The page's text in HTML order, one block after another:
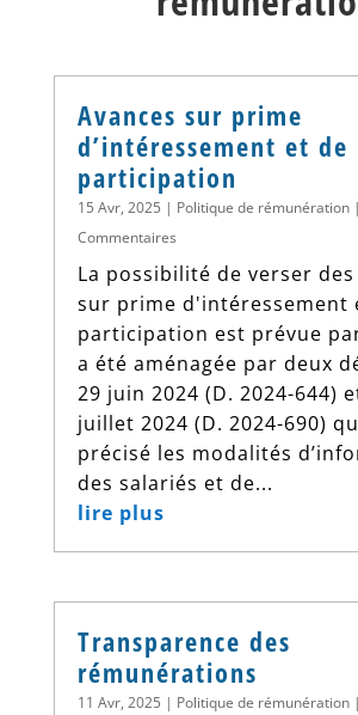
Avances sur prime
d’intéressement et de
participation
15 Avr, 2025 | Politique de rémunération
Commentaires
La possibilité de verser des
sur prime d'intéressement
participation est prévue
a été aménagée par deux
29 juin 2024 (D. 2024-644)
juillet 2024 (D. 2024-690)
précisé les modalités
des salariés et de...
lire plus
Transparence des
rémunérations
11 Avr, 2025 | Politique de rémunération